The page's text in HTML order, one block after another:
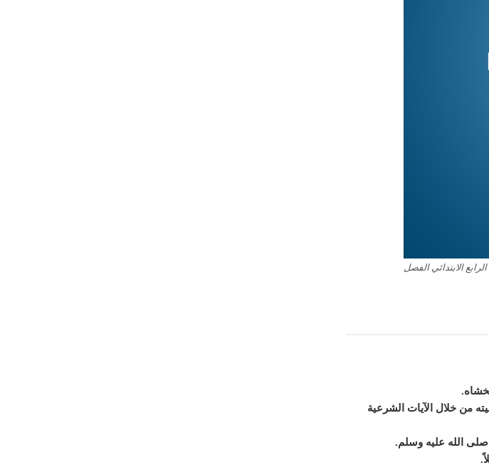
الابتدائي الفصل
من خلال الآيات الشرعية
الله عليه وسلم.